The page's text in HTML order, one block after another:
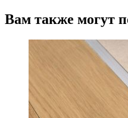
Вам также могут